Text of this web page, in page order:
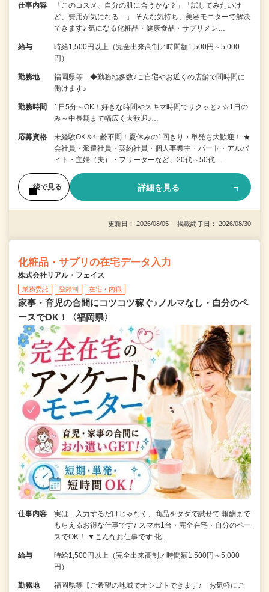
仕事内容
「このコスメ、自分の肌に合うかな？」「試してみたいけ
ど、費用が気になる…」 そんな気持ち、美容モニターで解決
できます♪ 気になる化粧品・健康食品・サプリメン…
給与
時給1,500円以上（完全出来高制／時間額1,500円～5,000
円）
勤務地
福岡県等 ◆勤務地多数♪ご自宅やお近くの店舗で間時間に
働けます♪
勤務時間
1日5分～OK！好きな時間やスキマ時間でサクッと♪ ☆1日の
み～中長期まで幅広く大歓迎♪…
応募資格
未経験OK＆年齢不問！夏休みの1回きり・単発も大歓迎！ ★
会社員・派遣社員・契約社員・個人事業主・パート・アルバ
イト・主婦（夫）・フリーターなど、20代～50代…
後で見る 詳細を見る
更新日： 2026/08/05 掲載終了日： 2026/08/30
化粧品・サプリの在宅データ入力
株式会社リアル・フェイス
業務委託 登録制 在宅・内職
家事・育児の合間にコツコツ稼ぐ♪ノルマなし・自分のペ
ースでOK！〈福岡県〉
仕事内容
実は…入力するだけじゃなく、商品をタダで試せて 報酬まで
もらえるお得な仕事です♪ スマホ1台・完全在宅・自分のペー
スでOK！ ▼こんなお仕事です 化…
給与
時給1,500円以上（完全出来高制／時間額1,500円～5,000
円）
勤務地
福岡県等【ご希望の地域でオシゴトできます♪ お気軽にご